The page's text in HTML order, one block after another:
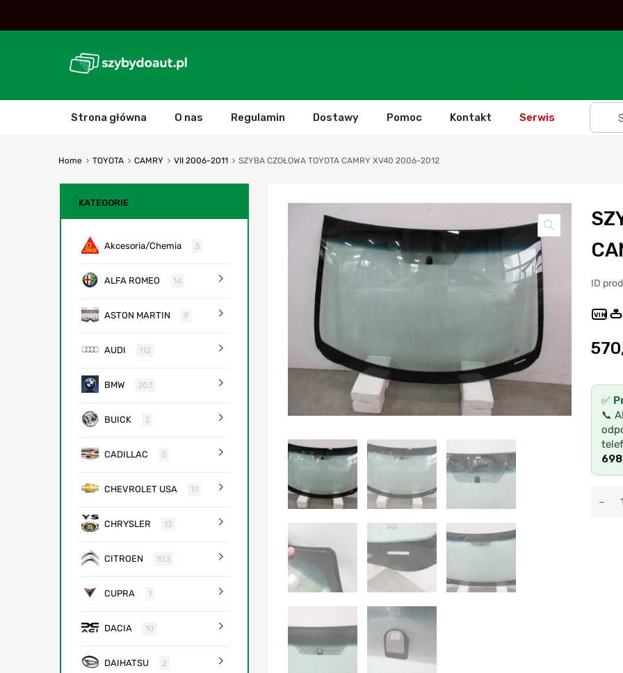
Strona główna O nas Regulamin Dostawy Pomoc Kontakt Serwis
Home TOYOTA CAMRY VII 2006-2011 SZYBA CZOŁOWA TOYOTA CAMRY XV40 2006-2012
ID
VIN
✅
📞
KATEGORIE
Akcesoria/Chemia 3
ALFA ROMEO 14
ASTON MARTIN 9
AUDI 112
BMW 203
BUICK 3
CADILLAC 3
CHEVROLET USA 17
CHRYSLER 13
CITROEN 103
CUPRA 1
DACIA 10
DAIHATSU 2